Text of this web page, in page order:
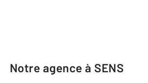
Notre agence à SENS